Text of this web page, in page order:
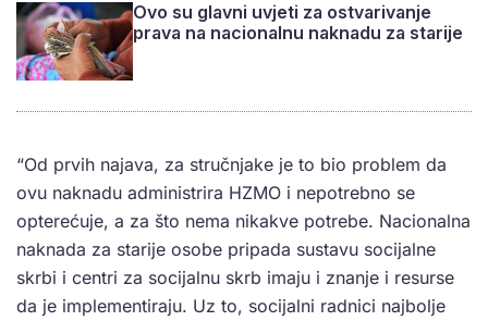
Ovo su glavni uvjeti za ostvarivanje
prava na nacionalnu naknadu za starije
“Od prvih najava, za stručnjake je to bio problem da
ovu naknadu administrira HZMO i nepotrebno se
opterećuje, a za što nema nikakve potrebe. Nacionalna
naknada za starije osobe pripada sustavu socijalne
skrbi i centri za socijalnu skrb imaju i znanje i resurse
da je implementiraju. Uz to, socijalni radnici najbolje